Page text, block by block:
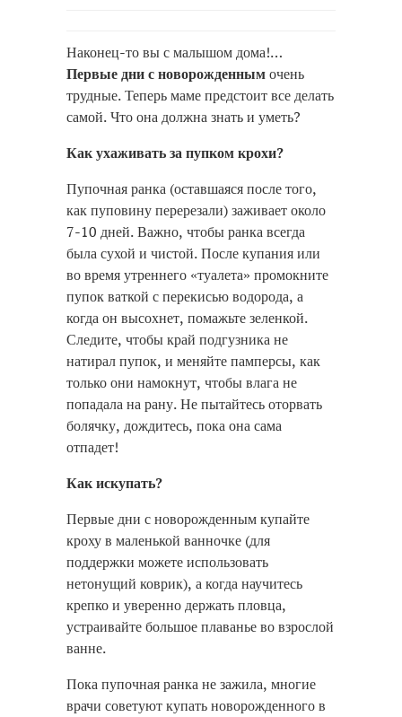
Наконец-то вы с малышом дома!…
Первые дни с новорожденнымочень
трудные. Теперь маме предстоит все делать
самой. Что она должна знать и уметь?
Как ухаживать за пупком крохи?
Пупочная ранка (оставшаяся после того,
как пуповину перерезали) заживает около
7-10 дней. Важно, чтобы ранка всегда
была сухой и чистой. После купания или
во время утреннего «туалета» промокните
пупок ваткой с перекисью водорода, а
когда он высохнет, помажьте зеленкой.
Следите, чтобы край подгузника не
натирал пупок, и меняйте памперсы, как
только они намокнут, чтобы влага не
попадала на рану. Не пытайтесь оторвать
болячку, дождитесь, пока она сама
отпадет!
Как искупать?
Первые дни с новорожденным купайте
кроху в маленькой ванночке (для
поддержки можете использовать
нетонущий коврик), а когда научитесь
крепко и уверенно держать пловца,
устраивайте большое плаванье во взрослой
ванне.
Пока пупочная ранка не зажила, многие
врачи советуют купать новорожденного в